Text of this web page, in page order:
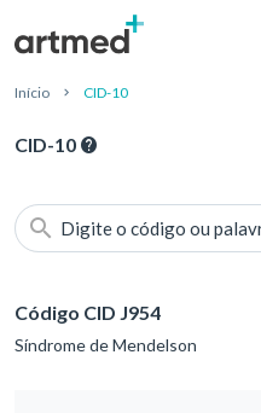
Início CID-10
CID-10
Digite o código ou
Código CID J954
Síndrome de Mendelson